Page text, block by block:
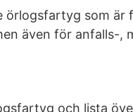
örlogsfartyg som är
även för anfalls-,
och lista